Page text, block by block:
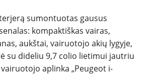
sumontuotas gausus
kompaktiškas vairas,
aukštai, vairuotojo akių lygyje,
su dideliu 9,7 colio lietimui jautriu
aplinka „Peugeot i-